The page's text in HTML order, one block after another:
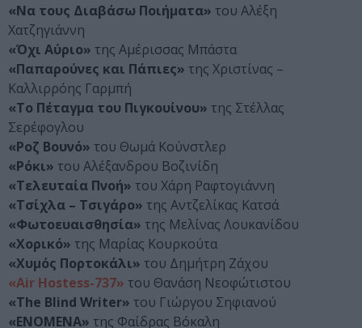
«Να τους Διαβάσω Ποιήματα» του Αλέξη
Χατζηγιάννη
«Όχι Αύριο» της Αμέρισσας Μπάστα
«Παπαρούνες και Πάπιες» της Χριστίνας –
Καλλιρρόης Γαρμπή
«Το Πέταγμα του Πιγκουίνου» της Στέλλας
Σερέφογλου
«Ροζ Βουνό» του Θωμά Κούνστλερ
«Ρόκι» του Αλέξανδρου Βοζινίδη
«Τελευταία Πνοή» του Χάρη Ραφτογιάννη
«Τσίχλα – Τσιγάρο» της Αντζελίκας Κατσά
«Φωτοευαισθησία» της Μελίνας Λουκανίδου
«Χορικό» της Μαρίας Κουρκούτα
«Χυμός Πορτοκάλι» του Δημήτρη Ζάχου
«Air Hostess-737» του Θανάση Νεοφώτιστου
«The Blind Writer» του Γιώργου Σηφιανού
«ENOMENA» της Φαίδρας Βόκαλη